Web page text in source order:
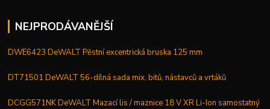
NEJPRODÁVANĚJŠÍ
DWE6423 DeWALT Pěstní excentrická bruska 125 mm
DT71501 DeWALT 56-dílná sada mix, bitů, nástavců a vrtáků
DCGG571NK DeWALT Mazací lis / maznice 18 V XR Li-Ion samostatný